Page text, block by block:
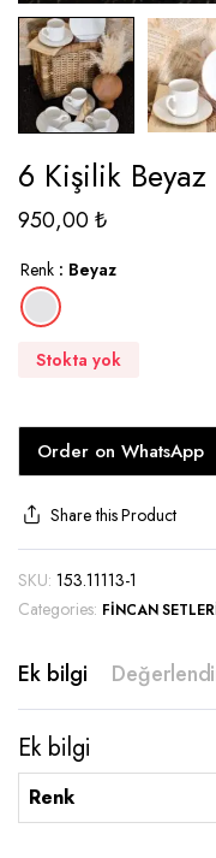
6 Kişilik Beyaz
950,00₺
Renk : Beyaz
Stokta yok
Order on WhatsApp
Share this Product
SKU: 153.11113-1
Categories: FINCAN
Ek bilgi
Ek bilgi
Renk